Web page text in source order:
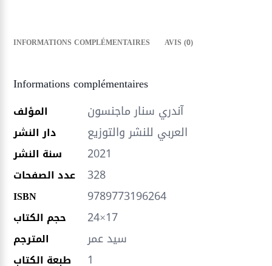
INFORMATIONS COMPLÉMENTAIRES AVIS (0)
Informations complémentaires
المؤلف آندري سنار ماجنسون
دار النشر العربي للنشر والتوزيع
سنة النشر 2021
عدد الصفحات 328
ISBN 9789773196264
حجم الكتاب 24×17
المترجم سيد عمر
طبعة الكتاب 1